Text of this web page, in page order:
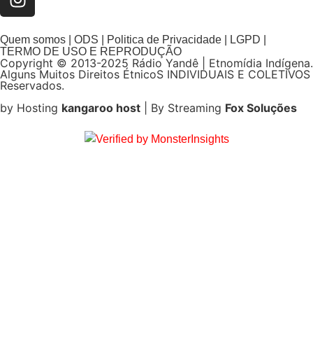
Quem somos | ODS | Politica de Privacidade | LGPD |
TERMO DE USO E REPRODUÇÃO
Copyright © 2013-2025 Rádio Yandê | Etnomídia Indígena.
Alguns Muitos Direitos ÉtnicoS INDIVIDUAIS E COLETIVOS
Reservados.
by Hosting kangaroo host | By Streaming Fox Soluções